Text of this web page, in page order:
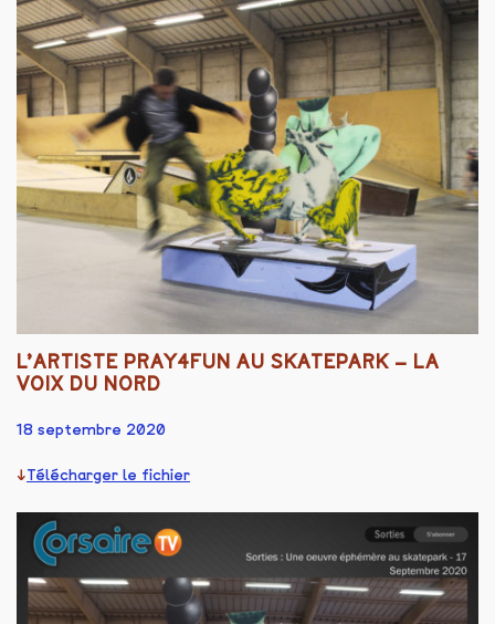
L’ARTISTE PRAY4FUN AU SKATEPARK – LA
VOIX DU NORD
18 septembre 2020
Télécharger le fichier